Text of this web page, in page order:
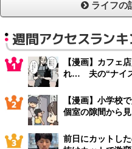
ライフの
週間アクセスラン
【漫画】カフェ
れ… 夫の“ナイス
【漫画】小学校
個室の隙間から
前日にカットし